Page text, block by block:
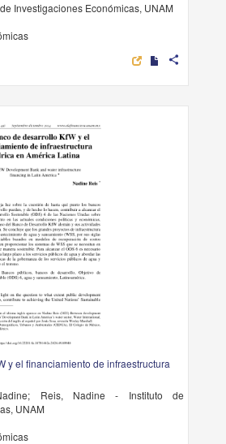
Investigaciones Económicas, UNAM
share
y el financiamiento de infraestructura
Reis, Nadine - Instituto de
UNAM